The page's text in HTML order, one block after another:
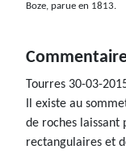
Boze, parue en 1813.
Tourres 30-03-
Il existe au
de roches laissant
rectangulaires et